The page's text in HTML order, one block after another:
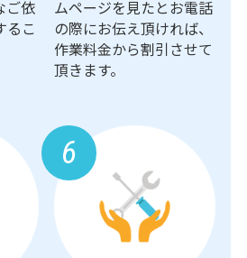
ご依
るこ
ムページを見たとお電話
の際にお伝え頂ければ、
作業料金から割引させて
頂きます。
6